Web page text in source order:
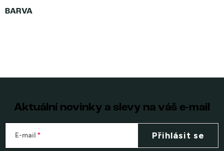
Aktuální novinky a slevy na váš e-mail
E-mail Přihlásit se